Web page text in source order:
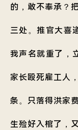
的，敢不奉承？
三处。推官大喜
我声名就重了，
家长殴死雇工人
条。只落得洪家
生殓好入棺了，